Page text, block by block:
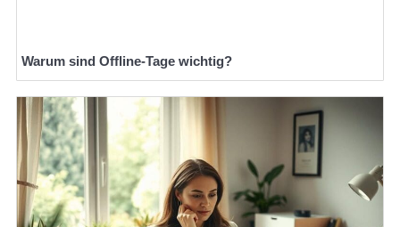
Warum sind Offline-Tage wichtig?